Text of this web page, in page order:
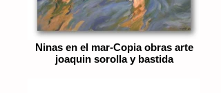
Ninas en el mar-Copia obras arte
joaquin sorolla y bastida